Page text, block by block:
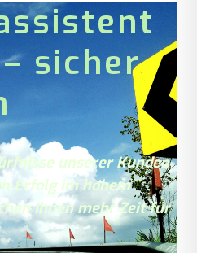
sicher
unserer Kunden
Erfolg im hohem
Ihnen mehr Zeit für